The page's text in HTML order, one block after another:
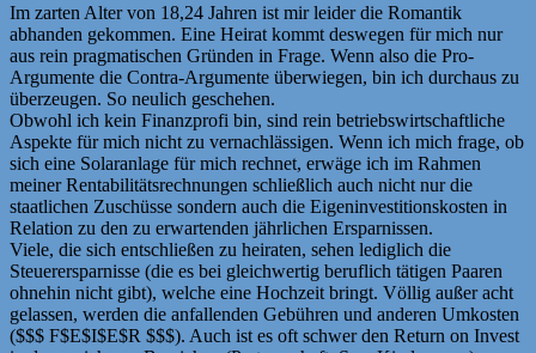
Im zarten Alter von 18,24 Jahren ist mir leider die Romantik
abhanden gekommen. Eine Heirat kommt deswegen für mich nur
aus rein pragmatischen Gründen in Frage. Wenn also die Pro-
Argumente die Contra-Argumente überwiegen, bin ich durchaus zu
überzeugen. So neulich geschehen.
Obwohl ich kein Finanzprofi bin, sind rein betriebswirtschaftliche
Aspekte für mich nicht zu vernachlässigen. Wenn ich mich frage, ob
sich eine Solaranlage für mich rechnet, erwäge ich im Rahmen
meiner Rentabilitätsrechnungen schließlich auch nicht nur die
staatlichen Zuschüsse sondern auch die Eigeninvestitionskosten in
Relation zu den zu erwartenden jährlichen Ersparnissen.
Viele, die sich entschließen zu heiraten, sehen lediglich die
Steuerersparnisse (die es bei gleichwertig beruflich tätigen Paaren
ohnehin nicht gibt), welche eine Hochzeit bringt. Völlig außer acht
gelassen, werden die anfallenden Gebühren und anderen Umkosten
($$$ F$E$I$E$R $$$). Auch ist es oft schwer den Return on Invest